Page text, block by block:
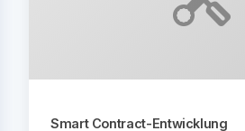
Smart Contract-Entwicklung